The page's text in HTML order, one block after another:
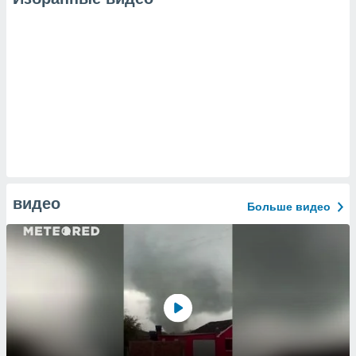
видео Больше видео